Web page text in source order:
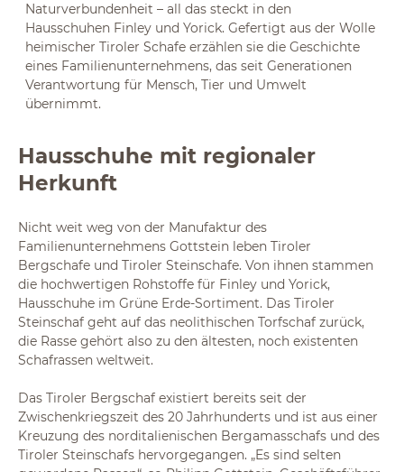
Naturverbundenheit – all das steckt in den
Hausschuhen Finley und Yorick. Gefertigt aus der Wolle
heimischer Tiroler Schafe erzählen sie die Geschichte
eines Familienunternehmens, das seit Generationen
Verantwortung für Mensch, Tier und Umwelt
übernimmt.
Hausschuhe mit regionaler
Herkunft
Nicht weit weg von der Manufaktur des
Familienunternehmens Gottstein leben Tiroler
Bergschafe und Tiroler Steinschafe. Von ihnen stammen
die hochwertigen Rohstoffe für Finley und Yorick,
Hausschuhe im Grüne Erde-Sortiment. Das Tiroler
Steinschaf geht auf das neolithischen Torfschaf zurück,
die Rasse gehört also zu den ältesten, noch existenten
Schafrassen weltweit.
Das Tiroler Bergschaf existiert bereits seit der
Zwischenkriegszeit des 20 Jahrhunderts und ist aus einer
Kreuzung des norditalienischen Bergamasschafs und des
Tiroler Steinschafs hervorgegangen. „Es sind selten